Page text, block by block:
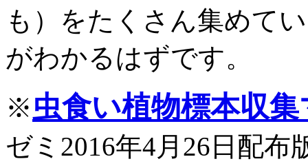
も） をたくさん集めて
がわかるはずです。
※ 虫食い植物標本収
ゼミ2016年4月26日配